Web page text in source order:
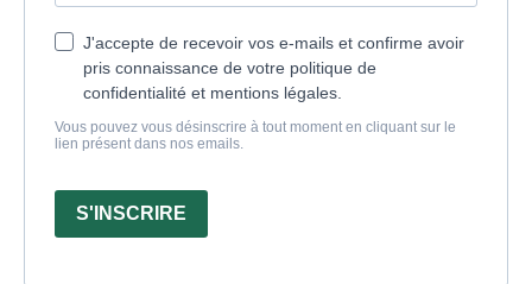
J'accepte de recevoir vos e-mails et confirme avoir
pris connaissance de votre politique de
confidentialité et mentions légales.
Vous pouvez vous désinscrire à tout moment en cliquant sur le
lien présent dans nos emails.
S'INSCRIRE